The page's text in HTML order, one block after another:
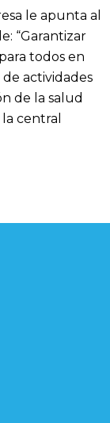
le apunta al
“Garantizar
todos en
de actividades
de la salud
central